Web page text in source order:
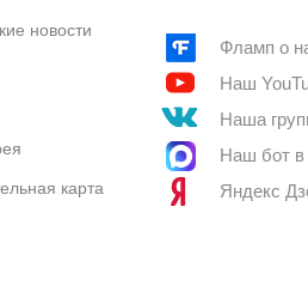
новости
карта
Фламп о
Наш
Наша
Наш бот в
Яндекс